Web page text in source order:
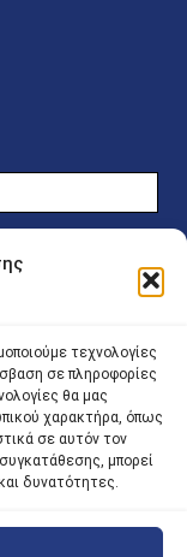
τεχνολογίες
σε πληροφορίες
θα μας
χαρακτήρα, όπως
σε αυτόν τον
μπορεί
δυνατότητες.